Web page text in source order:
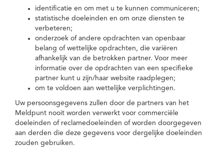
identificatie en om met u te kunnen communiceren;
statistische doeleinden en om onze diensten te
verbeteren;
onderzoek of andere opdrachten van openbaar
belang of wettelijke opdrachten, die variëren
afhankelijk van de betrokken partner. Voor meer
informatie over de opdrachten van een specifieke
partner kunt u zijn/haar website raadplegen;
om te voldoen aan wettelijke verplichtingen.
Uw persoonsgegevens zullen door de partners van het
Meldpunt nooit worden verwerkt voor commerciële
doeleinden of reclamedoeleinden of worden doorgegeven
aan derden die deze gegevens voor dergelijke doeleinden
zouden gebruiken.